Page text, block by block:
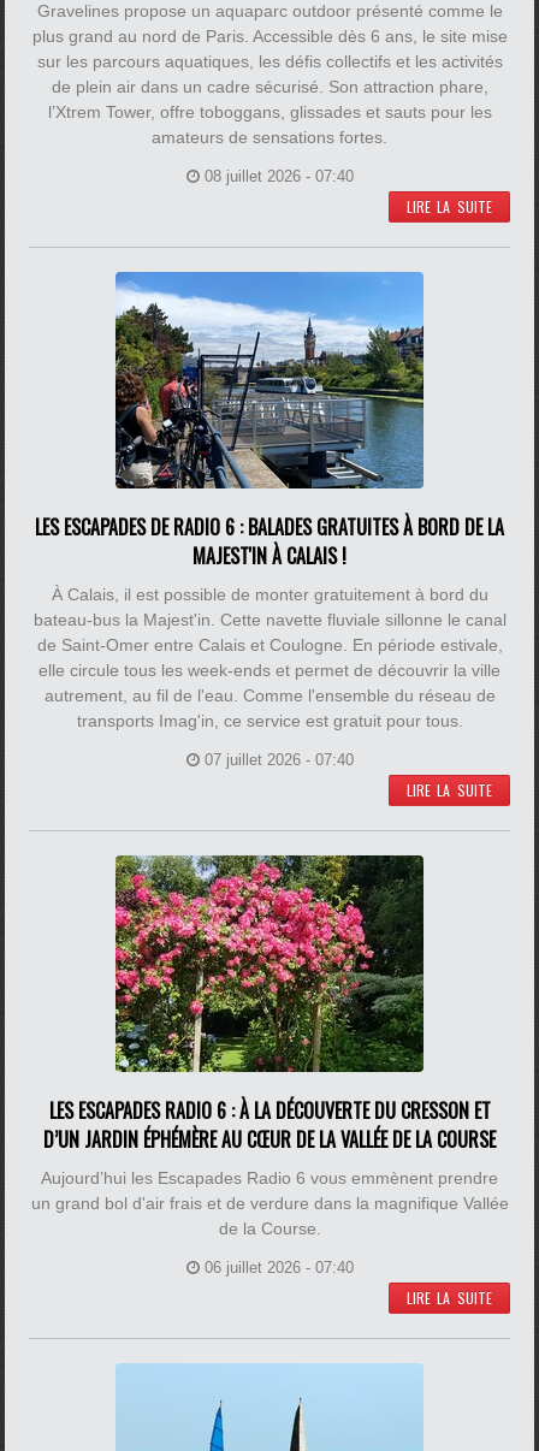
Gravelines propose un aquaparc outdoor présenté comme le
plus grand au nord de Paris. Accessible dès 6 ans, le site mise
sur les parcours aquatiques, les défis collectifs et les activités
de plein air dans un cadre sécurisé. Son attraction phare,
l’Xtrem Tower, offre toboggans, glissades et sauts pour les
amateurs de sensations fortes.
08 juillet 2026 - 07:40
LIRE LA SUITE
LES ESCAPADES DE RADIO 6 : BALADES GRATUITES À BORD DE LA
MAJEST'IN À CALAIS !
À Calais, il est possible de monter gratuitement à bord du
bateau-bus la Majest'in. Cette navette fluviale sillonne le canal
de Saint-Omer entre Calais et Coulogne. En période estivale,
elle circule tous les week-ends et permet de découvrir la ville
autrement, au fil de l'eau. Comme l'ensemble du réseau de
transports Imag'in, ce service est gratuit pour tous.
07 juillet 2026 - 07:40
LIRE LA SUITE
LES ESCAPADES RADIO 6 : À LA DÉCOUVERTE DU CRESSON ET
D’UN JARDIN ÉPHÉMÈRE AU CŒUR DE LA VALLÉE DE LA COURSE
Aujourd’hui les Escapades Radio 6 vous emmènent prendre
un grand bol d'air frais et de verdure dans la magnifique Vallée
de la Course.
06 juillet 2026 - 07:40
LIRE LA SUITE